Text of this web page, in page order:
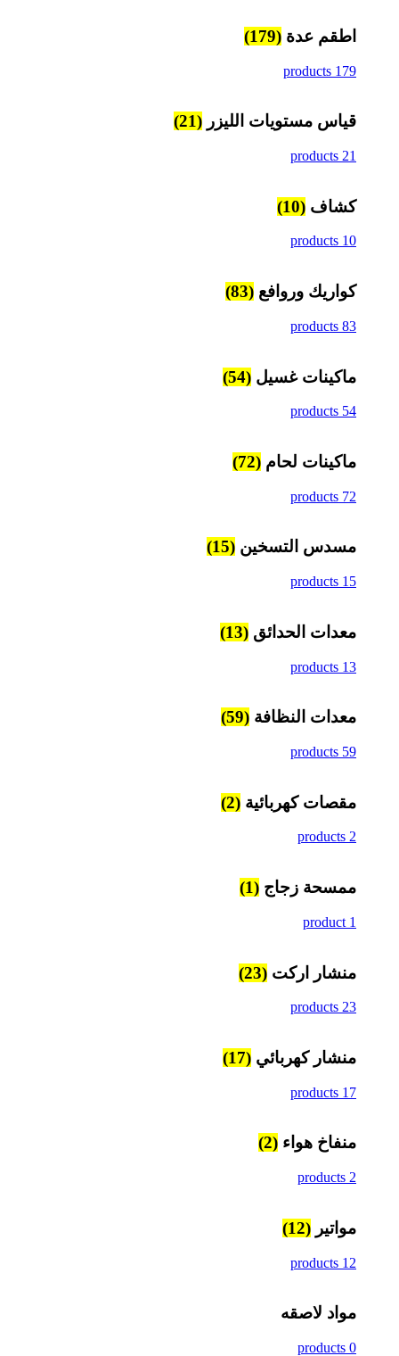
اطقم عدة (179)
179 products
قياس مستويات الليزر (21)
21 products
كشاف (10)
10 products
كواريك وروافع (83)
83 products
ماكينات غسيل (54)
54 products
ماكينات لحام (72)
72 products
مسدس التسخين (15)
15 products
معدات الحدائق (13)
13 products
معدات النظافة (59)
59 products
مقصات كهربائية (2)
2 products
ممسحة زجاج (1)
1 product
منشار اركت (23)
23 products
منشار كهربائي (17)
17 products
منفاخ هواء (2)
2 products
مواتير (12)
12 products
مواد لاصقه
0 products